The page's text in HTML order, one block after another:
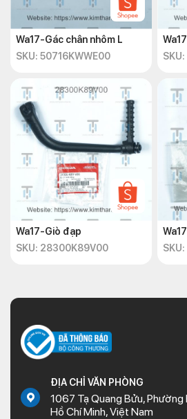
Wa17-Gác chân nhôm L
SKU: 50716KWWE00
Wa17-Giò đạp
SKU: 28300K89V00
ĐỊA CHỈ VĂN PHÒNG
1067 Tạ Quang Bửu,
Hồ Chí Minh, Việt Nam